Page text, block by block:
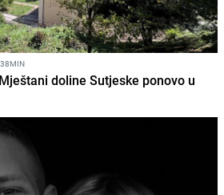
doline Sutjeske ponovo u